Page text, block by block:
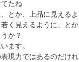
たね
とか、上品に見える
く見えるように、と
か？
ます。
現力ではあるのだけ